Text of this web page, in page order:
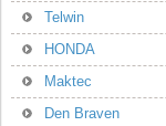
Telwin
HONDA
Maktec
Den Braven